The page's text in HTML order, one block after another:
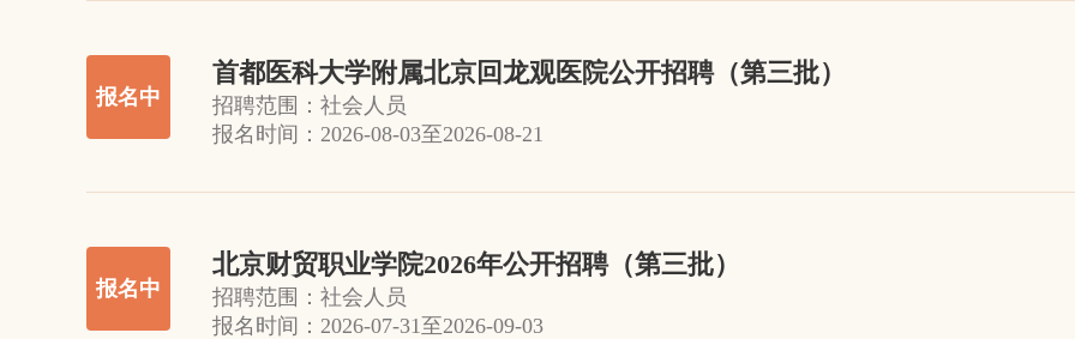
报名中
首都医科大学附属北京回龙观医院公开招聘（第三批）
招聘范围： 社会人员
报名时间： 2026-08-03至2026-08-21
报名中
北京财贸职业学院2026年公开招聘（第三批）
招聘范围： 社会人员
报名时间： 2026-07-31至2026-09-03